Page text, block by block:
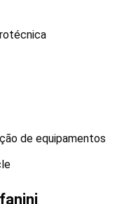
de equipamentos